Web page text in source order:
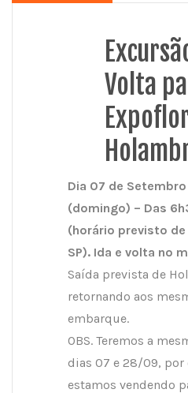
Volta
Dia 07 de
(domingo) – Das
(horário previsto de
SP). Ida e volta no
Saída prevista de
retornando aos
embarque.
OBS. Teremos a
dias 07 e 28/09, por
estamos vendendo